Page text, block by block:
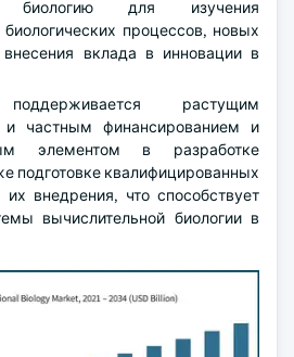
биологию для изучения
процессов, новых
вклада в инновации в
растущим
и частным финансированием и
элементом в разработке
подготовке квалифицированных
внедрения, что способствует
вычислительной биологии в